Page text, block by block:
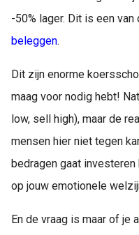
-50% lager. Dit is een
beleggen.
Dit zijn enorme
maag voor nodig hebt!
low, sell high), maar de
mensen hier niet tegen
bedragen gaat
op jouw emotionele
En de vraag is maar of je